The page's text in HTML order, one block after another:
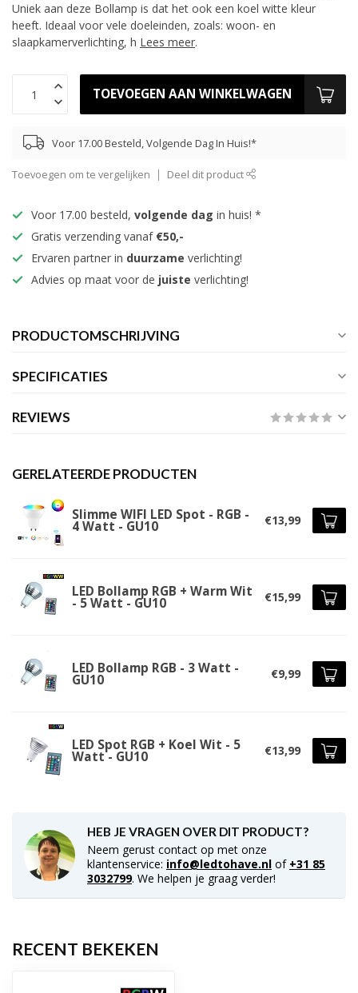
Uniek aan deze Bollamp is dat het ook een koel witte kleur
heeft. Ideaal voor vele doeleinden, zoals: woon- en
slaapkamerverlichting, h Lees meer.
TOEVOEGEN AAN WINKELWAGEN
Voor 17.00 Besteld, Volgende Dag In Huis!*
Toevoegen om te vergelijken Deel dit product
Voor 17.00 besteld, volgende dag in huis! *
Gratis verzending vanaf €50,-
Ervaren partner in duurzame verlichting!
Advies op maat voor de juiste verlichting!
PRODUCTOMSCHRIJVING
SPECIFICATIES
REVIEWS
GERELATEERDE PRODUCTEN
Slimme WIFI LED Spot - RGB -
4 Watt - GU10 €13,99
LED Bollamp RGB + Warm Wit
- 5 Watt - GU10 €15,99
LED Bollamp RGB - 3 Watt -
GU10 €9,99
LED Spot RGB + Koel Wit - 5
Watt - GU10 €13,99
HEB JE VRAGEN OVER DIT PRODUCT?
Neem gerust contact op met onze
klantenservice: info@ledtohave.nl of +31 85
3032799. We helpen je graag verder!
RECENT BEKEKEN